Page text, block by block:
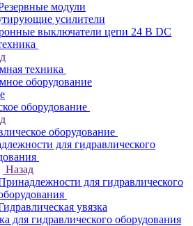
модули
усилители
выключатели цепи 24 В DC
техника
оборудование
оборудование
оборудование
для гидравлического
Назад
для гидравлического
увязка
для гидравлического оборудования